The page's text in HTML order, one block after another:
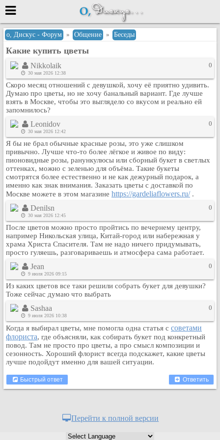
Меню
или войти через
Вход с 7ooo.ru
Регистрация
Забыли пароль?
Данные авторизации одинаковые с
сайтом 7ooo.ru
Форумы
Главная
Поиск
Новые сообщения
Игры
Кулинария
Физкультура и спорт
Видео и Кино
Авто. Мото.
Космос
Домашние питомцы
Медицина
Компьютер
Ещё
Пользователи / Поиск
Группы
Музыкальный архив
о, Дискус - Форум » Общение » Беседы
Какие купить цветы
Nikkolaik
30 мая 2026 12:38
0
Скоро месяц отношений с девушкой, хочу её приятно удивить.
Думаю про цветы, но не хочу банальный вариант. Где лучше
взять в Москве, чтобы это выглядело со вкусом и реально ей
запомнилось?
Leonidov
30 мая 2026 12:42
0
Я бы не брал обычные красные розы, это уже слишком
привычно. Лучше что-то более лёгкое и живое по виду:
пионовидные розы, ранункулюсы или сборный букет в светлых
оттенках, можно с зеленью для объёма. Такие букеты
смотрятся более естественно и не как дежурный подарок, а
именно как знак внимания. Заказать цветы с доставкой по
Москве можете в этом магазине https://gardeliaflowers.ru/.
Denilsn
30 мая 2026 12:45
0
После цветов можно просто пройтись по вечернему центру,
например Никольская улица, Китай-город или набережная у
храма Христа Спасителя. Там не надо ничего придумывать,
просто гуляешь, разговариваешь и атмосфера сама работает.
Jean
9 июля 2026 09:15
0
Из каких цветов все таки решили собрать букет для девушки?
Тоже сейчас думаю что выбрать
Sashaa
9 июля 2026 10:38
0
Когда я выбирал цветы, мне помогла одна статья с советами
флориста, где объясняли, как собирать букет под конкретный
повод. Там не просто про цветы, а про смысл композиции и
сезонность. Хороший флорист всегда подскажет, какие цветы
лучше подойдут именно для вашей ситуации.
Быстрый ответ Ответить
Перейти к полной версии